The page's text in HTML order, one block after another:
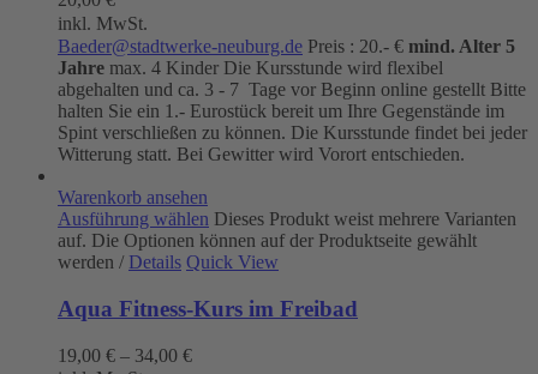
inkl. MwSt.
Baeder@stadtwerke-neuburg.de Preis : 20.- € mind. Alter 5
Jahre max. 4 Kinder Die Kursstunde wird flexibel
abgehalten und ca. 3 - 7 Tage vor Beginn online gestellt Bitte
halten Sie ein 1.- Eurostück bereit um Ihre Gegenstände im
Spint verschließen zu können. Die Kursstunde findet bei jeder
Witterung statt. Bei Gewitter wird Vorort entschieden.
Warenkorb ansehen
Ausführung wählen Dieses Produkt weist mehrere Varianten
auf. Die Optionen können auf der Produktseite gewählt
werden / Details Quick View
Aqua Fitness-Kurs im Freibad
19,00 € – 34,00 €